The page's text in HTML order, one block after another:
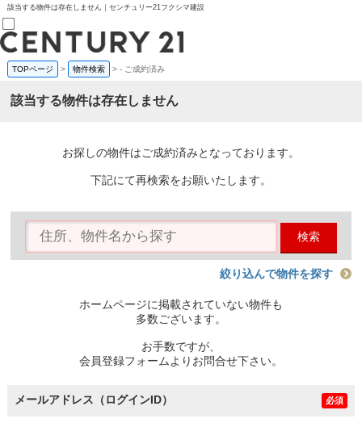
該当する物件は存在しません｜センチュリー21フクシマ建設
売買部
0120-800-844
賃貸部
会員メニュー
物件を探す
購入TOP
条件から探す
住宅ローン控除シミュレータ
TOPページ > 物件検索 >- ご成約済み
該当する物件は存在しません
お探しの物件はご成約済みとなっております。
下記にて再検索をお願いたします。
検索
絞り込んで物件を探す
ホームページに掲載されていない物件も
多数ございます。
お手数ですが、
会員登録フォームよりお問合せ下さい。
メールアドレス（ログインID） 必須